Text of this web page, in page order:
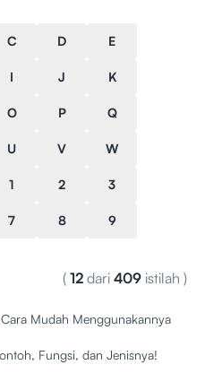
C D E
I J K
O P Q
U V W
1 2 3
7 8 9
( 12 dari 409 istilah )
Mudah Menggunakannya
Fungsi, dan Jenisnya!